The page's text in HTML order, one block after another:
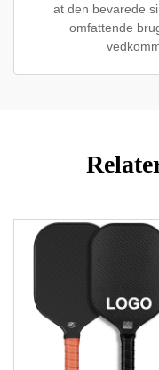
at den bevarede
omfattende